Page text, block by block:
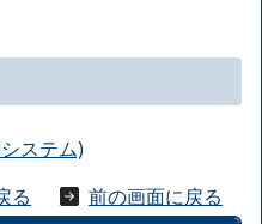
ステム)
る
前の画面に戻る